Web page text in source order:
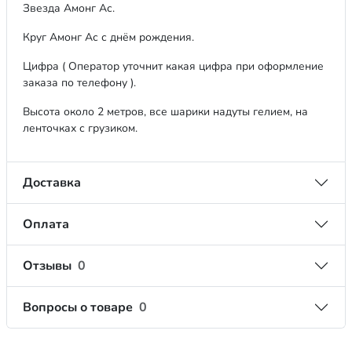
Звезда Амонг Ас.
Круг Амонг Ас с днём рождения.
Цифра ( Оператор уточнит какая цифра при оформление
заказа по телефону ).
Высота около 2 метров, все шарики надуты гелием, на
ленточках с грузиком.
Доставка
Оплата
Отзывы 0
Вопросы о товаре 0